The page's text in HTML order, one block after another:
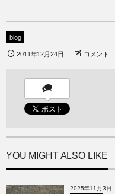
blog
2011年12月24日 コメント
YOU MIGHT ALSO LIKE
2025年11月3日